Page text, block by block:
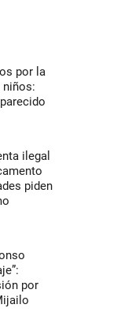
por la
niños:
ilegal
piden
por